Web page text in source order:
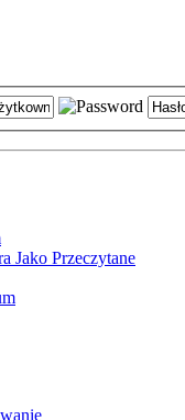
Jako Przeczytane